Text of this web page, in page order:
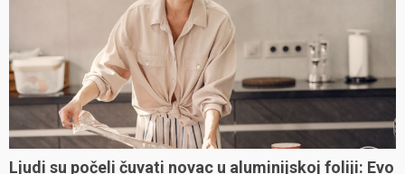
Ljudi su počeli čuvati novac u aluminijskoj foliji: Evo